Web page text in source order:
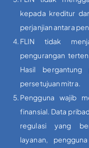
kepada kreditur
perjanjian antara
FLIN tidak
pengurangan
Hasil
persetujuan mitra.
Pengguna wajib
finansial. Data
regulasi yang
layanan,